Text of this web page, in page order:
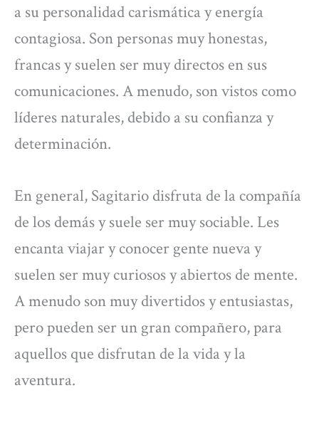
a su personalidad carismática y energía
contagiosa. Son personas muy honestas,
francas y suelen ser muy directos en sus
comunicaciones. A menudo, son vistos como
líderes naturales, debido a su confianza y
determinación.
En general, Sagitario disfruta de la compañía
de los demás y suele ser muy sociable. Les
encanta viajar y conocer gente nueva y
suelen ser muy curiosos y abiertos de mente.
A menudo son muy divertidos y entusiastas,
pero pueden ser un gran compañero, para
aquellos que disfrutan de la vida y la
aventura.